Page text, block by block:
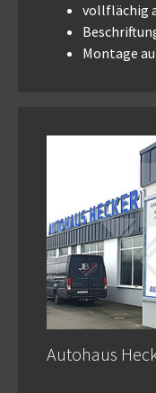
vollflächig
Montage
Autohaus